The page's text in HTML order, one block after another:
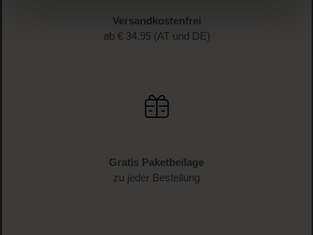
Versandkostenfrei
ab € 34.95 (AT und DE)
Gratis Paketbeilage
zu jeder Bestellung